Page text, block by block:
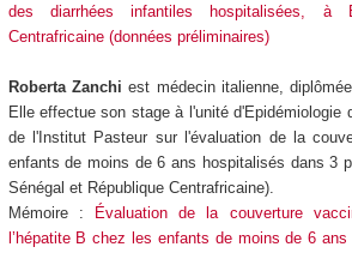
des diarrhées infantiles hospitalisées, à
Centrafricaine (données préliminaires)
Roberta Zanchi est médecin italienne,
Elle effectue son stage à l'unité d'Epidémiologie
de l'Institut Pasteur sur l'évaluation de la
enfants de moins de 6 ans hospitalisés dans 3
Sénégal et République Centrafricaine).
Mémoire :
Évaluation de la couverture
l’hépatite B chez les enfants de moins de 6